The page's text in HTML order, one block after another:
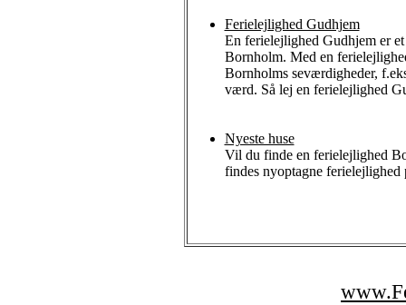
Ferielejlighed Gudhjem
En ferielejlighed Gudhjem er
Bornholm. Med en
Bornholms seværdigheder,
værd. Så lej en ferielejlighed
Nyeste huse
Vil du finde en ferielejlighed
findes nyoptagne ferielejlighed